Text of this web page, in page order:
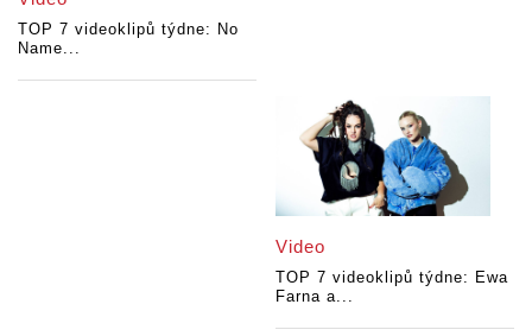
TOP 7 videoklipů týdne: No
Name...
Video
TOP 7 videoklipů týdne: Ewa
Farna a...